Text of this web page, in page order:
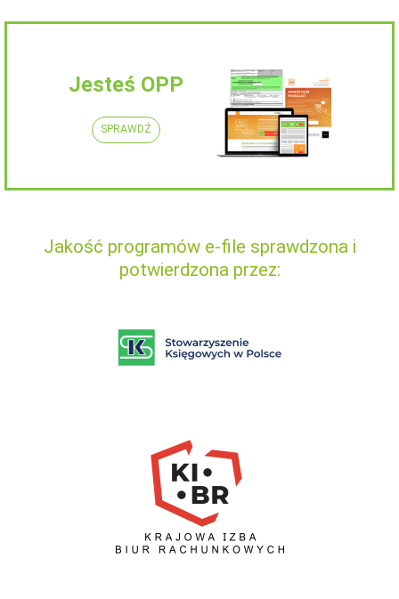
Jesteś OPP
SPRAWDŹ
Jakość programów e-file sprawdzona i
potwierdzona przez: